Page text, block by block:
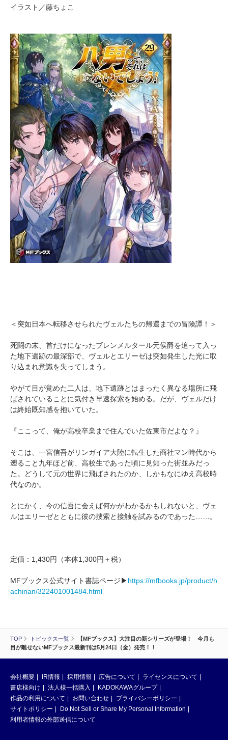
TOP トピックス一覧
【MFブックス】大注目の新シリーズが登場！ 今月も
目が離せないMFブックス最新刊は5月24日（金）発売！！
イラスト／藤ちょこ
＜突如日本へ転移させられたヴェルたちの帰還までの冒険譚！＞
死闘の末、首だけになったブレンメルタール元侯爵を追って入っ
た地下遺跡の最深部で、ヴェルとエリーゼは突如発生した光に取
り込まれ意識を失ってしまう。
やがて目が覚めた二人は、地下遺跡とはまったく異なる場所に飛
ばされていることに気付き早速探索を始める。だが、ヴェルだけ
は終始既知感を抱いていた。
『ここって、俺が高校卒業まで住んでいた佐東市だよな？』
そこは、一宮信吾がリンガイア大陸に転生した商社マン時代から
遡ること九年ほど前、高校生であった頃に見知った街並みだっ
た。どうして元の世界に飛ばされたのか、しかもなにゆえ高校時
代なのか。
とにかく、今の信吾に会えば何かがわかるかもしれないと、ヴェ
ルはエリーゼとともに彼の捜索と接触を試みるのであった……。
定価：1,430円（本体1,300円＋税）
MFブックス公式サイト書誌ページ▶ https://mfbooks.jp/product/h
achinan/322401001484.html
会社概要 IR情報 採用情報 広告について
ライセンスについて
書店様向け
法人様一括購入
KADOKAWAグループ
作品の利用について
お問い合わせ
プライバシーポリシー
サイトポリシー
Do Not Sell or Share My Personal Information
利用者情報の外部送信について